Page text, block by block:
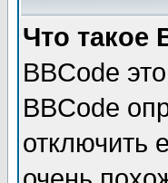
Что такое
BBCode
BBCode
отключить